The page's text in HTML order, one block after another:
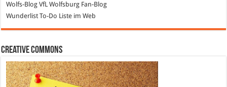
Wolfs-Blog VfL Wolfsburg Fan-Blog
WunderlistTo-Do Liste im Web
Creative Commons